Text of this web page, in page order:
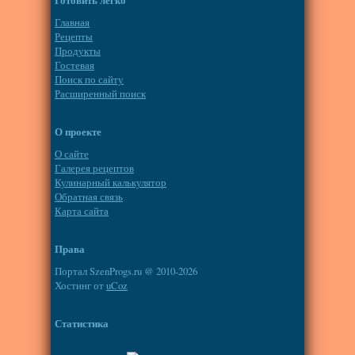
Главная
Рецепты
Продукты
Гостевая
Поиск по сайту
Расширенный поиск
О проекте
О сайте
Галерея рецептов
Кулинарный калькулятор
Обратная связь
Карта сайта
Права
Портал SzenProgs.ru @ 2010-2026
Хостинг отuCoz
Статистика